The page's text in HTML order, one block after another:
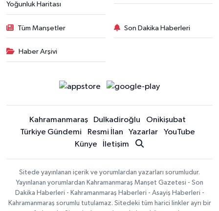
Yoğunluk Haritası
Tüm Manşetler Son Dakika Haberleri
Haber Arşivi
Kahramanmaraş Dulkadiroğlu
Onikişubat
Türkiye Gündemi
Resmi İlan Yazarlar
YouTube
Künye
İletişim
Sitede yayınlanan içerik ve yorumlardan yazarları sorumludur.
Yayınlanan yorumlardan Kahramanmaraş Manşet Gazetesi - Son
Dakika Haberleri - Kahramanmaraş Haberleri - Asayiş Haberleri -
Kahramanmaraş sorumlu tutulamaz. Sitedeki tüm harici linkler ayrı bir